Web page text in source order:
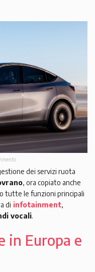
dei servizi ruota
, ora copiato anche
tutte le funzioni principali
di infotainment,
vocali.
in Europa e